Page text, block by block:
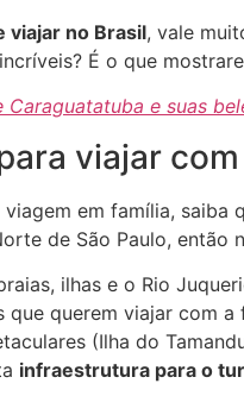
viajar no Brasil, vale
É o que
Caraguatatuba e suas
viajar
em família,
de São Paulo, então
ilhas e o Rio
que querem viajar com
(Ilha do
infraestrutura para o